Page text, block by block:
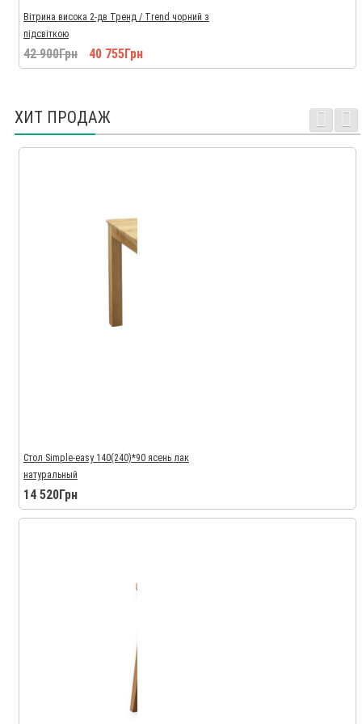
Вітрина висока 2-дв Тренд / Trend чорний з
підсвіткою
42 900Грн 40 755Грн
ХИТ ПРОДАЖ
Стол Simple-easy 140(240)*90 ясень лак
натуральный
14 520Грн